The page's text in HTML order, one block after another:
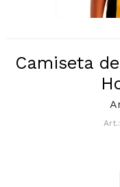
Camiseta